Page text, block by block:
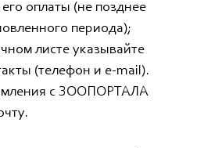
оплаты (не позднее
периода);
листе указывайте
(телефон и e-mail).
с ЗООПОРТАЛА